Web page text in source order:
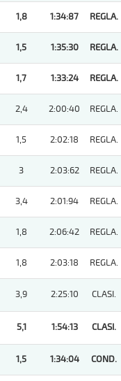
1,8 1:34:87 REGLA.
1,5 1:35:30 REGLA.
1,7 1:33:24 REGLA.
2,4 2:00:40 REGLA.
1,5 2:02:18 REGLA.
3 2:03:62 REGLA.
3,4 2:01:94 REGLA.
1,8 2:06:42 REGLA.
1,8 2:03:18 REGLA.
3,9 2:25:10 CLASI.
5,1 1:54:13 CLASI.
1,5 1:34:04 COND.